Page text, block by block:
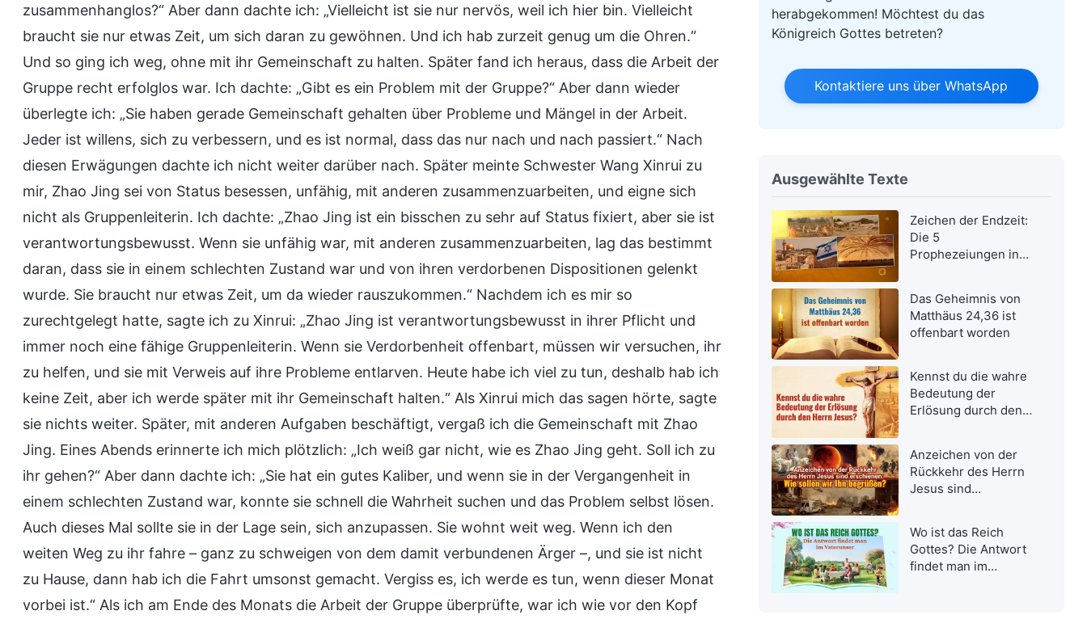
zusammenhanglos?“ Aber dann dachte ich: „Vielleicht ist sie nur nervös, weil ich hier bin. Vielleicht
braucht sie nur etwas Zeit, um sich daran zu gewöhnen. Und ich hab zurzeit genug um die Ohren.“
Und so ging ich weg, ohne mit ihr Gemeinschaft zu halten. Später fand ich heraus, dass die Arbeit der
Gruppe recht erfolglos war. Ich dachte: „Gibt es ein Problem mit der Gruppe?“ Aber dann wieder
überlegte ich: „Sie haben gerade Gemeinschaft gehalten über Probleme und Mängel in der Arbeit.
Jeder ist willens, sich zu verbessern, und es ist normal, dass das nur nach und nach passiert.“ Nach
diesen Erwägungen dachte ich nicht weiter darüber nach. Später meinte Schwester Wang Xinrui zu
mir, Zhao Jing sei von Status besessen, unfähig, mit anderen zusammenzuarbeiten, und eigne sich
nicht als Gruppenleiterin. Ich dachte: „Zhao Jing ist ein bisschen zu sehr auf Status fixiert, aber sie ist
verantwortungsbewusst. Wenn sie unfähig war, mit anderen zusammenzuarbeiten, lag das bestimmt
daran, dass sie in einem schlechten Zustand war und von ihren verdorbenen Dispositionen gelenkt
wurde. Sie braucht nur etwas Zeit, um da wieder rauszukommen.“ Nachdem ich es mir so
zurechtgelegt hatte, sagte ich zu Xinrui: „Zhao Jing ist verantwortungsbewusst in ihrer Pflicht und
immer noch eine fähige Gruppenleiterin. Wenn sie Verdorbenheit offenbart, müssen wir versuchen, ihr
zu helfen, und sie mit Verweis auf ihre Probleme entlarven. Heute habe ich viel zu tun, deshalb hab ich
keine Zeit, aber ich werde später mit ihr Gemeinschaft halten.“ Als Xinrui mich das sagen hörte, sagte
sie nichts weiter. Später, mit anderen Aufgaben beschäftigt, vergaß ich die Gemeinschaft mit Zhao
Jing. Eines Abends erinnerte ich mich plötzlich: „Ich weiß gar nicht, wie es Zhao Jing geht. Soll ich zu
ihr gehen?“ Aber dann dachte ich: „Sie hat ein gutes Kaliber, und wenn sie in der Vergangenheit in
einem schlechten Zustand war, konnte sie schnell die Wahrheit suchen und das Problem selbst lösen.
Auch dieses Mal sollte sie in der Lage sein, sich anzupassen. Sie wohnt weit weg. Wenn ich den
weiten Weg zu ihr fahre – ganz zu schweigen von dem damit verbundenen Ärger –, und sie ist nicht
zu Hause, dann hab ich die Fahrt umsonst gemacht. Vergiss es, ich werde es tun, wenn dieser Monat
vorbei ist.“ Als ich am Ende des Monats die Arbeit der Gruppe überprüfte, war ich wie vor den Kopf
herabgekommen! Möchtest du das
Königreich Gottes betreten?
Kontaktiere uns über WhatsApp
Ausgewählte Texte
Zeichen der Endzeit:
Die 5
Prophezeiungen in
Herrn Jesus wurden
erfüllt
Das Geheimnis von
Matthäus 24,36 ist
offenbart worden
Kennst du die wahre
Bedeutung der
Erlösung durch den
Anzeichen von der
Rückkehr des Herrn
Jesus sind
begrüßen?
Wo ist das Reich
Gottes? Die Antwort
findet man im